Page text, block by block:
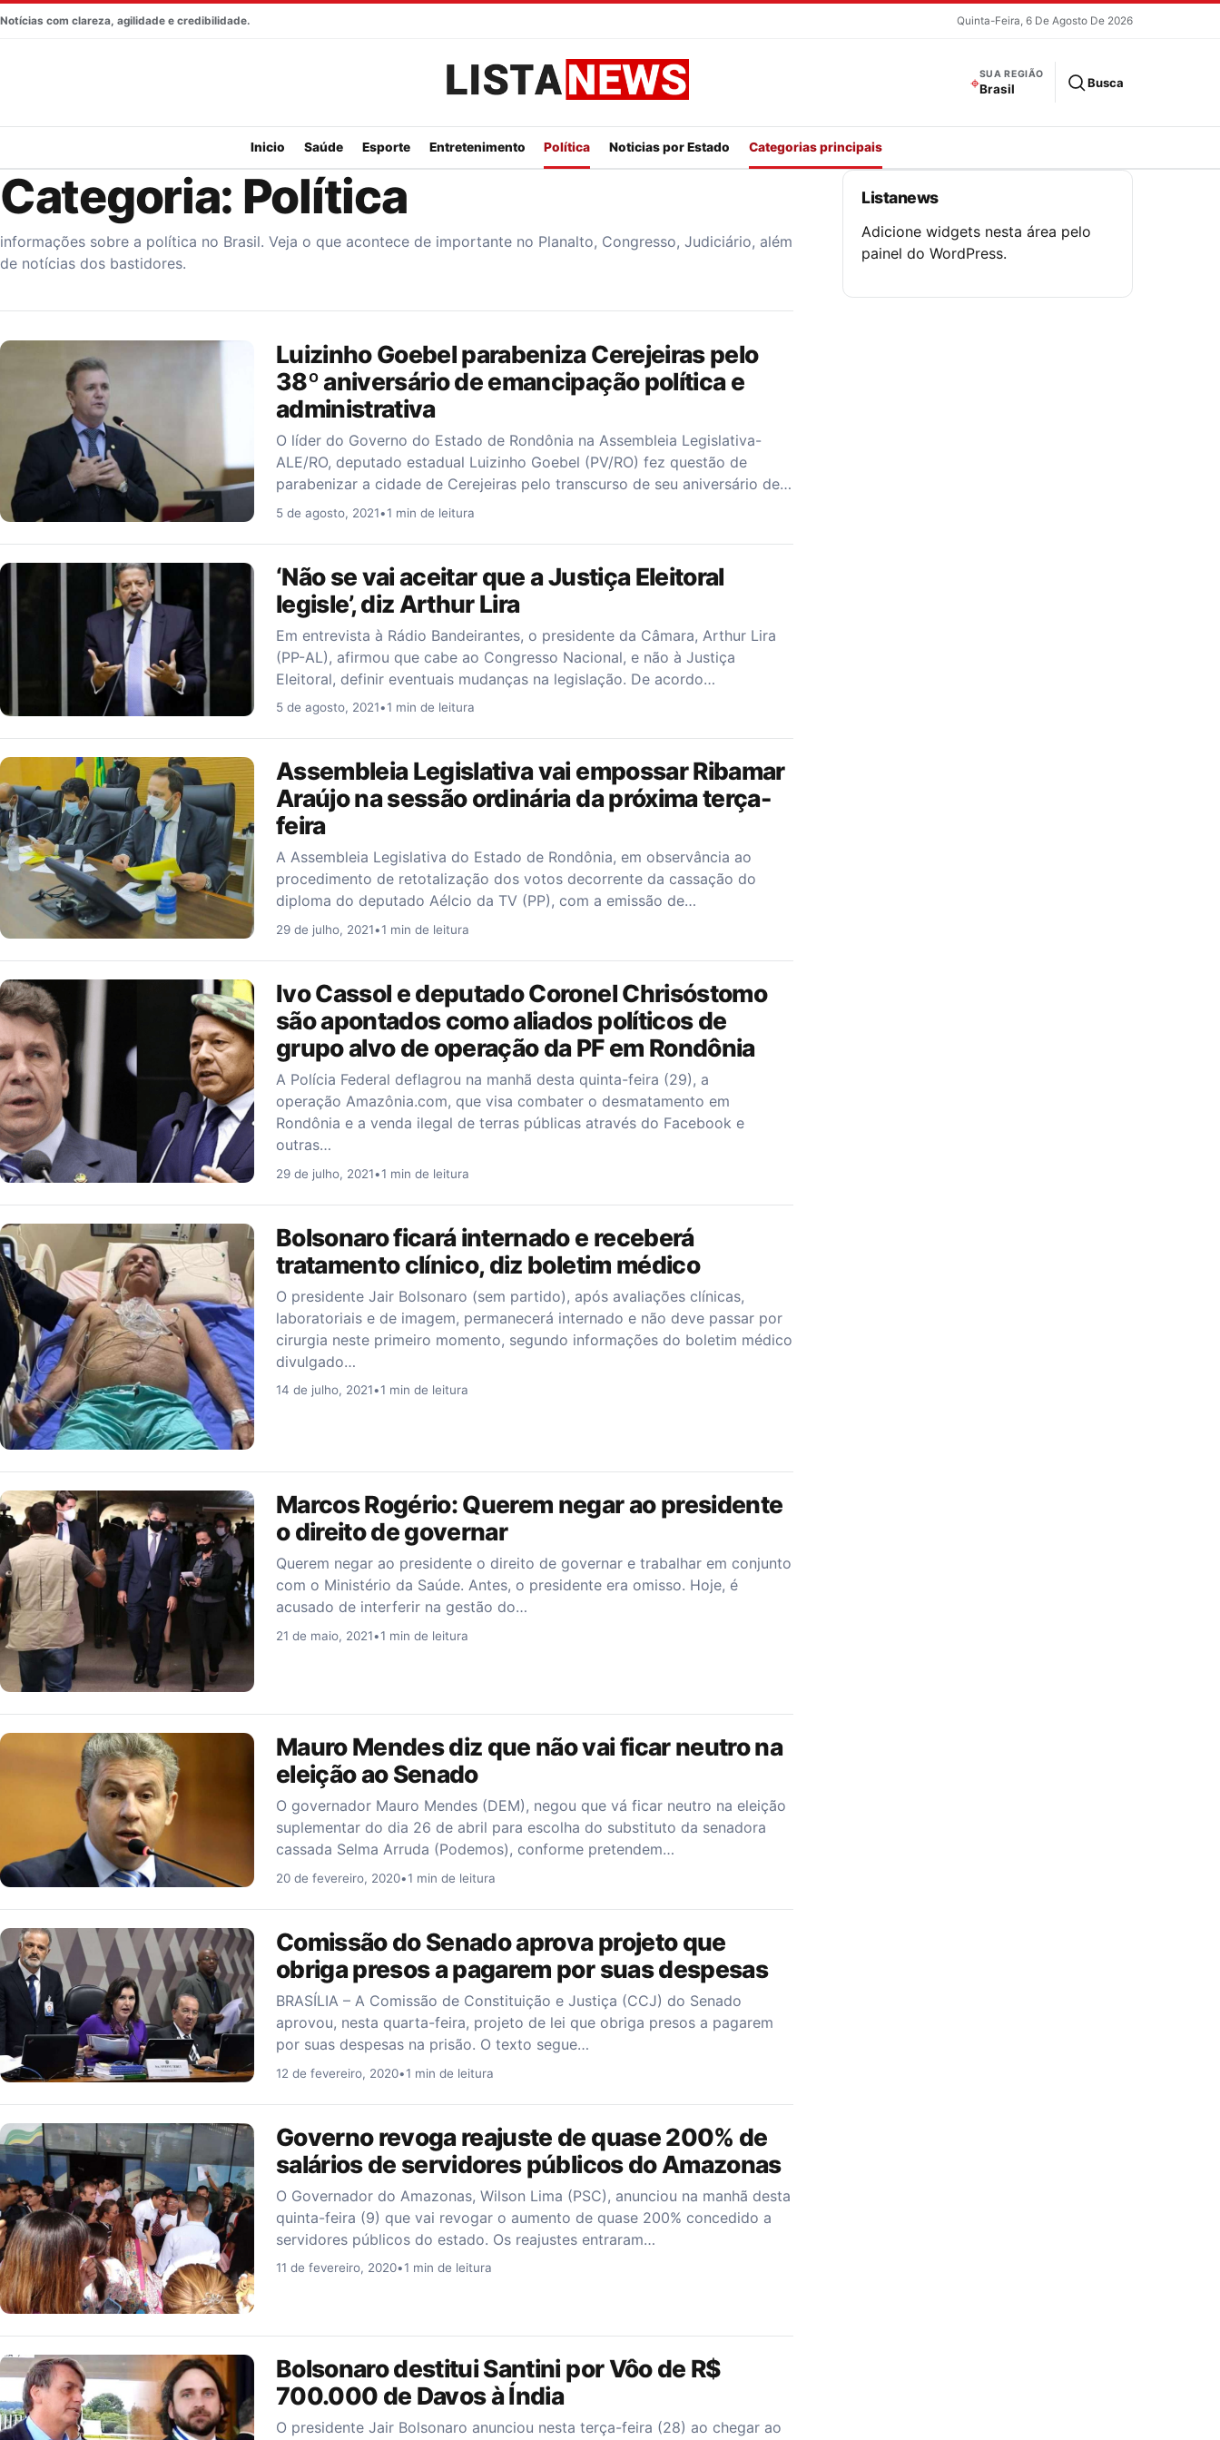
Notícias com clareza, agilidade e credibilidade. Quinta-Feira, 6 De Agosto De 2026
Listanews ⌖SUA REGIÃO
Brasil Busca
Inicio Saúde Esporte Entretenimento Política Noticias por Estado Categorias principais
Categoria: Política
informações sobre a política no Brasil. Veja o que acontece de importante no Planalto, Congresso, Judiciário, além
de notícias dos bastidores.
Luizinho Goebel parabeniza Cerejeiras pelo
38º aniversário de emancipação política e
administrativa
O líder do Governo do Estado de Rondônia na Assembleia Legislativa-
ALE/RO, deputado estadual Luizinho Goebel (PV/RO) fez questão de
parabenizar a cidade de Cerejeiras pelo transcurso de seu aniversário de…
5 de agosto, 2021•1 min de leitura
‘Não se vai aceitar que a Justiça Eleitoral
legisle’, diz Arthur Lira
Em entrevista à Rádio Bandeirantes, o presidente da Câmara, Arthur Lira
(PP-AL), afirmou que cabe ao Congresso Nacional, e não à Justiça
Eleitoral, definir eventuais mudanças na legislação. De acordo…
5 de agosto, 2021•1 min de leitura
Assembleia Legislativa vai empossar Ribamar
Araújo na sessão ordinária da próxima terça-
feira
A Assembleia Legislativa do Estado de Rondônia, em observância ao
procedimento de retotalização dos votos decorrente da cassação do
diploma do deputado Aélcio da TV (PP), com a emissão de…
29 de julho, 2021•1 min de leitura
Ivo Cassol e deputado Coronel Chrisóstomo
são apontados como aliados políticos de
grupo alvo de operação da PF em Rondônia
A Polícia Federal deflagrou na manhã desta quinta-feira (29), a
operação Amazônia.com, que visa combater o desmatamento em
Rondônia e a venda ilegal de terras públicas através do Facebook e
outras…
29 de julho, 2021•1 min de leitura
Bolsonaro ficará internado e receberá
tratamento clínico, diz boletim médico
O presidente Jair Bolsonaro (sem partido), após avaliações clínicas,
laboratoriais e de imagem, permanecerá internado e não deve passar por
cirurgia neste primeiro momento, segundo informações do boletim médico
divulgado…
14 de julho, 2021•1 min de leitura
Marcos Rogério: Querem negar ao presidente
o direito de governar
Querem negar ao presidente o direito de governar e trabalhar em conjunto
com o Ministério da Saúde. Antes, o presidente era omisso. Hoje, é
acusado de interferir na gestão do…
21 de maio, 2021•1 min de leitura
Mauro Mendes diz que não vai ficar neutro na
eleição ao Senado
O governador Mauro Mendes (DEM), negou que vá ficar neutro na eleição
suplementar do dia 26 de abril para escolha do substituto da senadora
cassada Selma Arruda (Podemos), conforme pretendem…
20 de fevereiro, 2020•1 min de leitura
Comissão do Senado aprova projeto que
obriga presos a pagarem por suas despesas
BRASÍLIA – A Comissão de Constituição e Justiça (CCJ) do Senado
aprovou, nesta quarta-feira, projeto de lei que obriga presos a pagarem
por suas despesas na prisão. O texto segue…
12 de fevereiro, 2020•1 min de leitura
Governo revoga reajuste de quase 200% de
salários de servidores públicos do Amazonas
O Governador do Amazonas, Wilson Lima (PSC), anunciou na manhã desta
quinta-feira (9) que vai revogar o aumento de quase 200% concedido a
servidores públicos do estado. Os reajustes entraram…
11 de fevereiro, 2020•1 min de leitura
Bolsonaro destitui Santini por Vôo de R$
700.000 de Davos à Índia
O presidente Jair Bolsonaro anunciou nesta terça-feira (28) ao chegar ao
Listanews
Adicione widgets nesta área pelo
painel do WordPress.